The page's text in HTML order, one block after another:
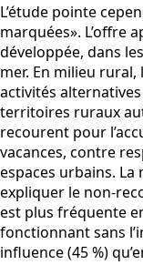
L’étude pointe
marquées». L’offre
développée, dans
mer. En milieu
activités
territoires ruraux
recourent pour
vacances, contre
espaces urbains.
expliquer le non-
est plus fréquente
fonctionnant sans
influence (45 %)